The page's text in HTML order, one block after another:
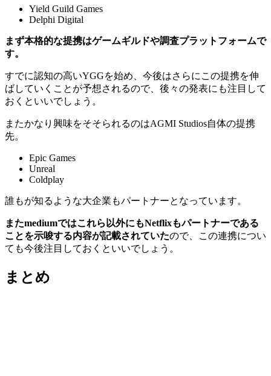
Yield Guild Games
Delphi Digital
まず本格的な提携はゲームギルドや調査プラットフォームで
す。
すでに認知の高いYGGを始め、今後はさらにこの提携を伸
ばしていくことが予想されるので、後々の発表にも注目して
おくといいでしょう。
またかなり興味をそそられるのはAGMI Studios自体の提携
先。
Epic Games
Unreal
Coldplay
誰もが知るような大企業もパートナーとなっています。
またmediumではこれら以外にもNetflixもパートナーである
ことを示唆する内容が記載されていたので、この連携につい
ても今後注目しておくといいでしょう。
まとめ